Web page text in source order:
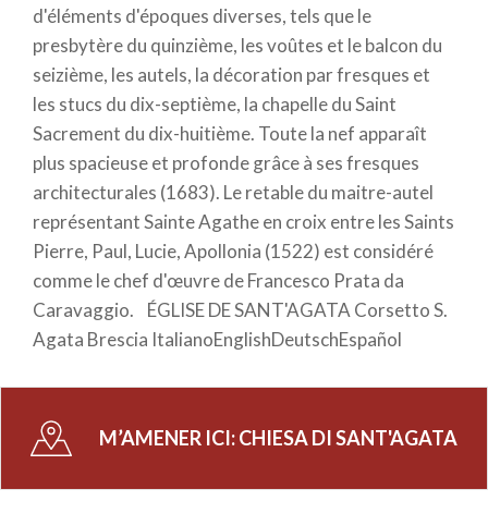
d'éléments d'époques diverses, tels que le
presbytère du quinzième, les voûtes et le balcon du
seizième, les autels, la décoration par fresques et
les stucs du dix-septième, la chapelle du Saint
Sacrement du dix-huitième. Toute la nef apparaît
plus spacieuse et profonde grâce à ses fresques
architecturales (1683). Le retable du maitre-autel
représentant Sainte Agathe en croix entre les Saints
Pierre, Paul, Lucie, Apollonia (1522) est considéré
comme le chef d'œuvre de Francesco Prata da
Caravaggio. ÉGLISE DE SANT'AGATA Corsetto S.
Agata Brescia ItalianoEnglishDeutschEspañol
M’AMENER ICI:CHIESA DI SANT'AGATA